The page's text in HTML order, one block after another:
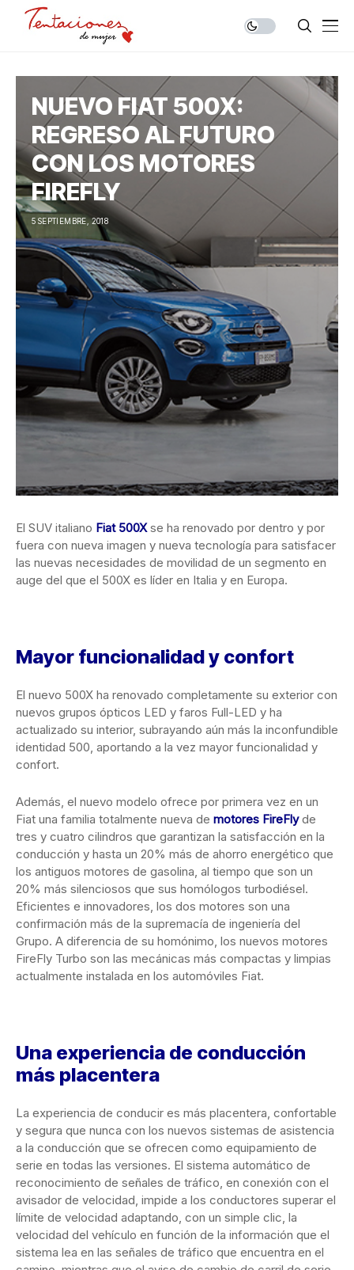
NUEVO FIAT 500X:
REGRESO AL FUTURO
CON LOS MOTORES
FIREFLY
5 SEPTIEMBRE, 2018
El SUV italiano Fiat 500Xse ha renovado por dentro y por
fuera con nueva imagen y nueva tecnología para satisfacer
las nuevas necesidades de movilidad de un segmento en
auge del que el 500X es líder en Italia y en Europa.
Mayor funcionalidad y confort
El nuevo 500X ha renovado completamente su exterior con
nuevos grupos ópticos LED y faros Full-LED y ha
actualizado su interior, subrayando aún más la inconfundible
identidad 500, aportando a la vez mayor funcionalidad y
confort.
Además, el nuevo modelo ofrece por primera vez en un
Fiat una familia totalmente nueva de motores FireFlyde
tres y cuatro cilindros que garantizan la satisfacción en la
conducción y hasta un 20% más de ahorro energético que
los antiguos motores de gasolina, al tiempo que son un
20% más silenciosos que sus homólogos turbodiésel.
Eficientes e innovadores, los dos motores son una
confirmación más de la supremacía de ingeniería del
Grupo. A diferencia de su homónimo, los nuevos motores
FireFly Turbo son las mecánicas más compactas y limpias
actualmente instalada en los automóviles Fiat.
Una experiencia de conducción
más placentera
La experiencia de conducir es más placentera, confortable
y segura que nunca con los nuevos sistemas de asistencia
a la conducción que se ofrecen como equipamiento de
serie en todas las versiones. El sistema automático de
reconocimiento de señales de tráfico, en conexión con el
avisador de velocidad, impide a los conductores superar el
límite de velocidad adaptando, con un simple clic, la
velocidad del vehículo en función de la información que el
sistema lea en las señales de tráfico que encuentra en el